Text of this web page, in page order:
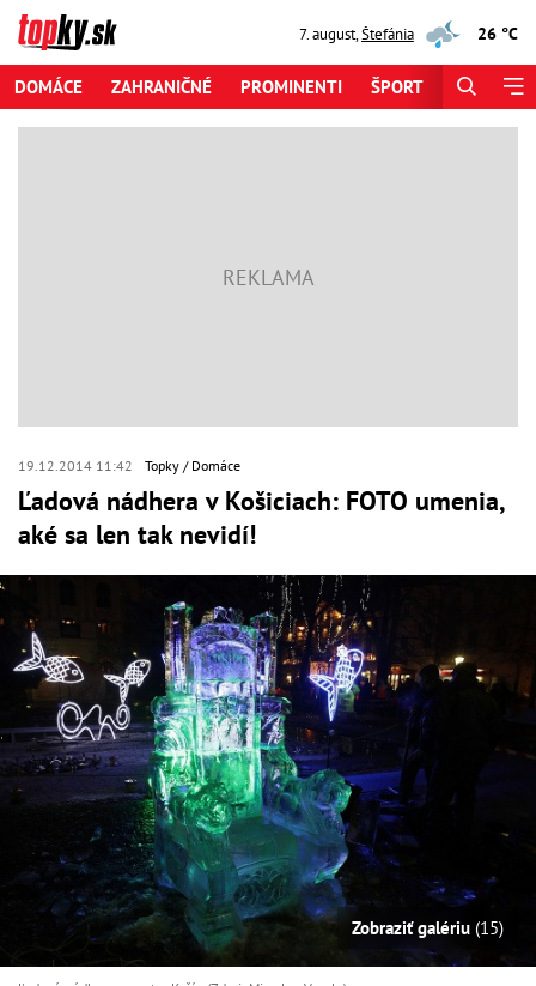
7. august,Štefánia 26 °C
DOMÁCE ZAHRANIČNÉ PROMINENTI ŠPORT
19.12.2014 11:42 Topky Domáce
Ľadová nádhera v Košiciach: FOTO umenia,
aké sa len tak nevidí!
Zobraziť galériu (15)